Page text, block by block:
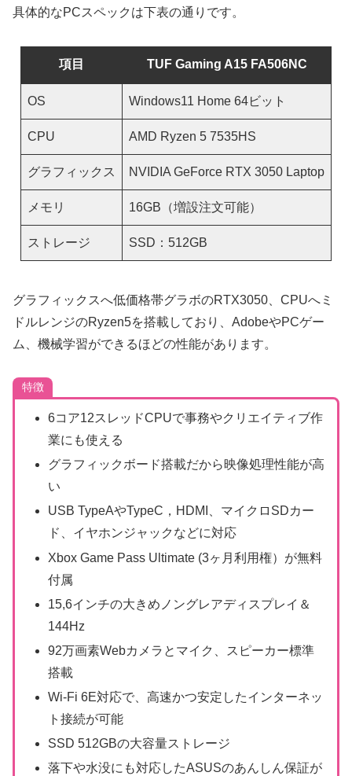
具体的なPCスペックは下表の通りです。
項目 TUF Gaming A15 FA506NC
OS Windows11 Home 64ビット
CPU AMD Ryzen 5 7535HS
グラフィックス NVIDIA GeForce RTX 3050 Laptop
メモリ 16GB（増設注文可能）
ストレージ SSD：512GB
グラフィックスへ低価格帯グラボのRTX3050、CPUへミ
ドルレンジのRyzen5を搭載しており、AdobeやPCゲー
ム、機械学習ができるほどの性能があります。
特徴
6コア12スレッドCPUで事務やクリエイティブ作
業にも使える
グラフィックボード搭載だから映像処理性能が高
い
USB TypeAやTypeC，HDMI、マイクロSDカー
ド、イヤホンジャックなどに対応
Xbox Game Pass Ultimate (3ヶ月利用権）が無料
付属
15,6インチの大きめノングレアディスプレイ＆
144Hz
92万画素Webカメラとマイク、スピーカー標準
搭載
Wi-Fi 6E対応で、高速かつ安定したインターネッ
ト接続が可能
SSD 512GBの大容量ストレージ
落下や水没にも対応したASUSのあんしん保証が